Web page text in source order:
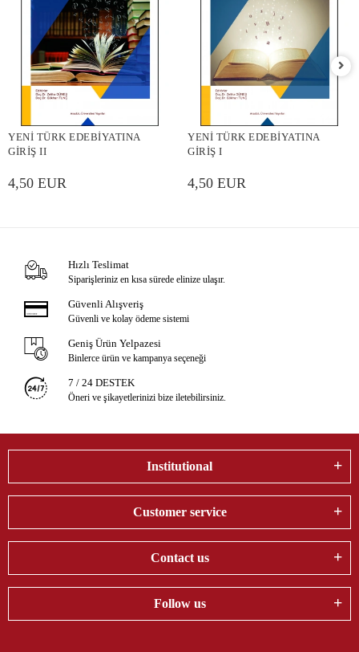
YENİ TÜRK EDEBİYATINA
GİRİŞ II
4,50 EUR
YENİ TÜRK EDEBİYATINA
GİRİŞ I
4,50 EUR
Hızlı Teslimat
Siparişleriniz en kısa sürede elinize ulaşır.
Güvenli Alışveriş
Güvenli ve kolay ödeme sistemi
Geniş Ürün Yelpazesi
Binlerce ürün ve kampanya seçeneği
7 / 24 DESTEK
Öneri ve şikayetlerinizi bize iletebilirsiniz.
Institutional
Customer service
Contact us
Follow us